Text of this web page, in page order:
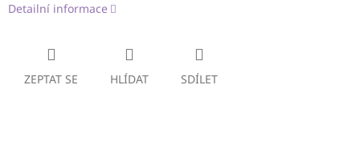
Detailní informace
ZEPTAT SE HLÍDAT SDÍLET